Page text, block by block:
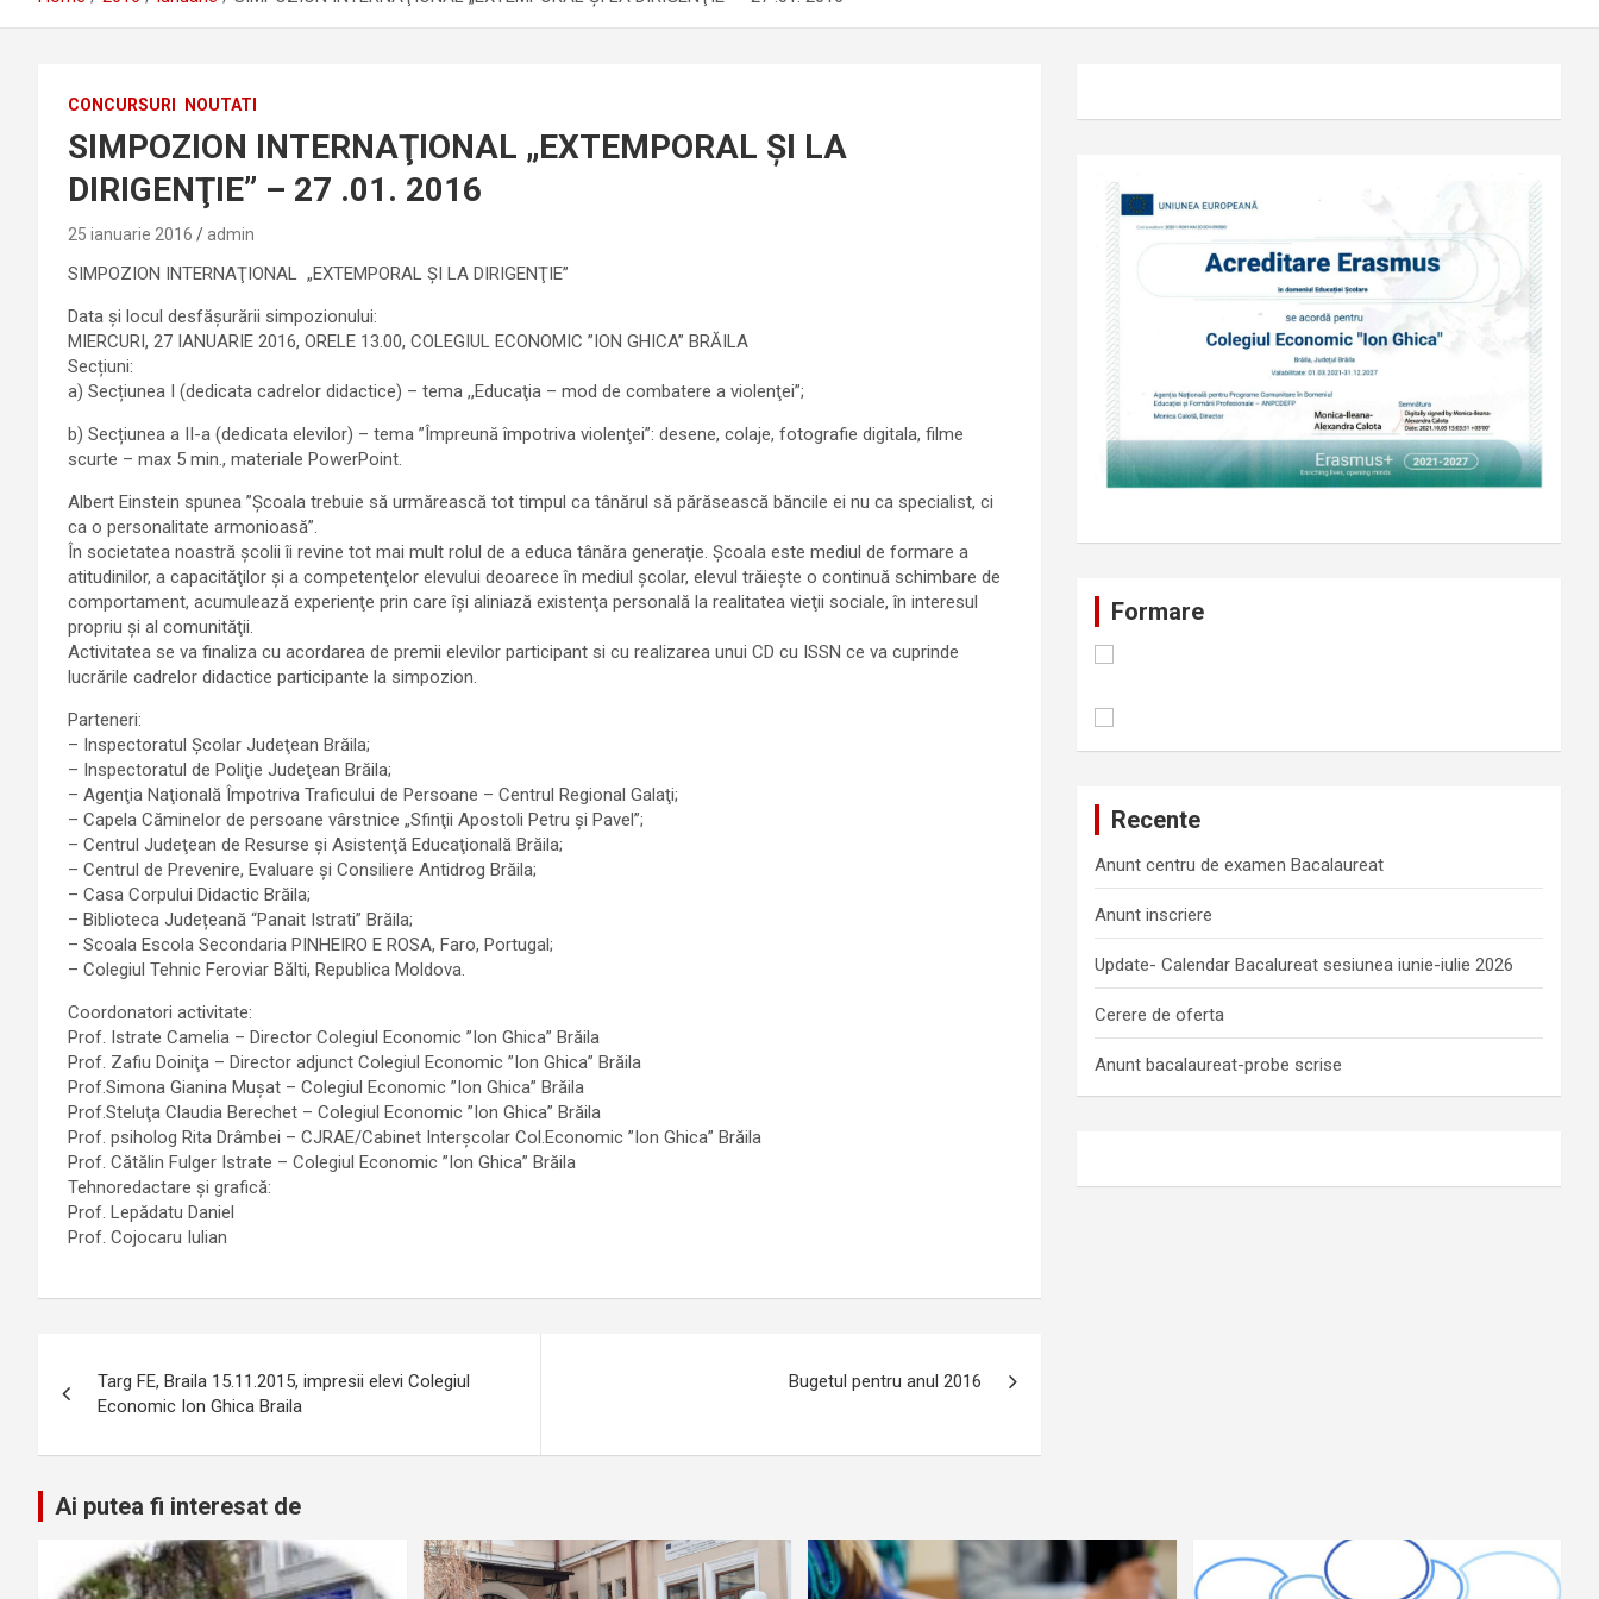
CONCURSURI NOUTATI
SIMPOZION INTERNAŢIONAL „EXTEMPORAL ŞI LA
DIRIGENŢIE” – 27 .01. 2016
25 ianuarie 2016 admin
SIMPOZION INTERNAŢIONAL „EXTEMPORAL ŞI LA DIRIGENŢIE”
Data și locul desfășurării simpozionului:
MIERCURI, 27 IANUARIE 2016, ORELE 13.00, COLEGIUL ECONOMIC ”ION GHICA” BRĂILA
Secțiuni:
a) Secțiunea I (dedicata cadrelor didactice) – tema ,,Educaţia – mod de combatere a violenţei”;
b) Secțiunea a II-a (dedicata elevilor) – tema ”Împreună împotriva violenţei”: desene, colaje, fotografie digitala, filme
scurte – max 5 min., materiale PowerPoint.
Albert Einstein spunea ”Şcoala trebuie să urmărească tot timpul ca tânărul să părăsească băncile ei nu ca specialist, ci
ca o personalitate armonioasă”.
În societatea noastră şcolii îi revine tot mai mult rolul de a educa tânăra generaţie. Şcoala este mediul de formare a
atitudinilor, a capacităţilor şi a competenţelor elevului deoarece în mediul şcolar, elevul trăieşte o continuă schimbare de
comportament, acumulează experienţe prin care îşi aliniază existenţa personală la realitatea vieţii sociale, în interesul
propriu şi al comunităţii.
Activitatea se va finaliza cu acordarea de premii elevilor participant si cu realizarea unui CD cu ISSN ce va cuprinde
lucrările cadrelor didactice participante la simpozion.
Parteneri:
– Inspectoratul Şcolar Judeţean Brăila;
– Inspectoratul de Poliţie Judeţean Brăila;
– Agenţia Naţională Împotriva Traficului de Persoane – Centrul Regional Galaţi;
– Capela Căminelor de persoane vârstnice „Sfinţii Apostoli Petru şi Pavel”;
– Centrul Judeţean de Resurse şi Asistenţă Educaţională Brăila;
– Centrul de Prevenire, Evaluare şi Consiliere Antidrog Brăila;
– Casa Corpului Didactic Brăila;
– Biblioteca Județeană “Panait Istrati” Brăila;
– Scoala Escola Secondaria PINHEIRO E ROSA, Faro, Portugal;
– Colegiul Tehnic Feroviar Bălti, Republica Moldova.
Coordonatori activitate:
Prof. Istrate Camelia – Director Colegiul Economic ”Ion Ghica” Brăila
Prof. Zafiu Doiniţa – Director adjunct Colegiul Economic ”Ion Ghica” Brăila
Prof.Simona Gianina Muşat – Colegiul Economic ”Ion Ghica” Brăila
Prof.Steluţa Claudia Berechet – Colegiul Economic ”Ion Ghica” Brăila
Prof. psiholog Rita Drâmbei – CJRAE/Cabinet Interşcolar Col.Economic ”Ion Ghica” Brăila
Prof. Cătălin Fulger Istrate – Colegiul Economic ”Ion Ghica” Brăila
Tehnoredactare și grafică:
Prof. Lepădatu Daniel
Prof. Cojocaru Iulian
în
articole
Targ FE, Braila 15.11.2015, impresii elevi Colegiul
Economic Ion Ghica Braila
Bugetul pentru anul 2016
Formare
Recente
Anunt centru de examen Bacalaureat
Anunt inscriere
Update- Calendar Bacalureat sesiunea iunie-iulie 2026
Cerere de oferta
Anunt bacalaureat-probe scrise
Ai putea fi interesat de